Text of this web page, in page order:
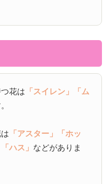
花は 「スイレン」
「ム
「アスター」
「ホッ
「ハス」 などがありま